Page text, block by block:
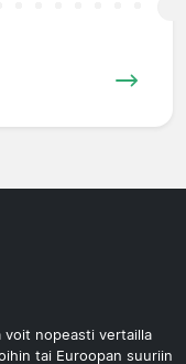
voit nopeasti vertailla
tai Euroopan suuriin